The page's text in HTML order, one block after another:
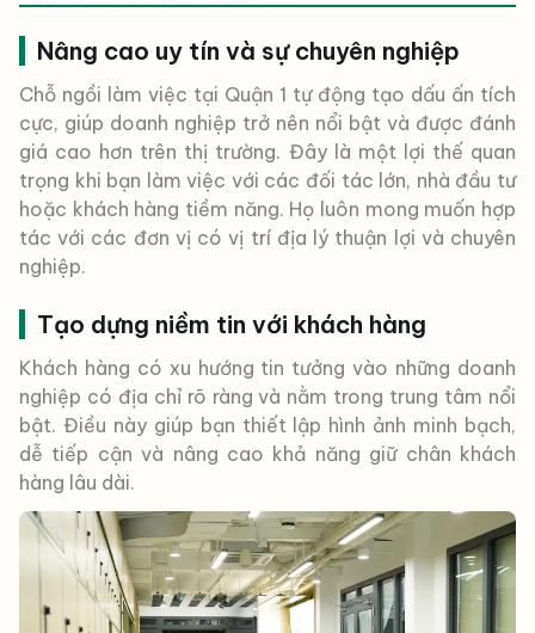
Nâng cao uy tín và sự chuyên nghiệp
Chỗ ngồi làm việc tại Quận 1 tự động tạo dấu ấn tích
cực, giúp doanh nghiệp trở nên nổi bật và được đánh
giá cao hơn trên thị trường. Đây là một lợi thế quan
trọng khi bạn làm việc với các đối tác lớn, nhà đầu tư
hoặc khách hàng tiềm năng. Họ luôn mong muốn hợp
tác với các đơn vị có vị trí địa lý thuận lợi và chuyên
nghiệp.
Tạo dựng niềm tin với khách hàng
Khách hàng có xu hướng tin tưởng vào những doanh
nghiệp có địa chỉ rõ ràng và nằm trong trung tâm nổi
bật. Điều này giúp bạn thiết lập hình ảnh minh bạch,
dễ tiếp cận và nâng cao khả năng giữ chân khách
hàng lâu dài.